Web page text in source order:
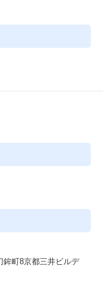
鉾町8京都三井ビルデ